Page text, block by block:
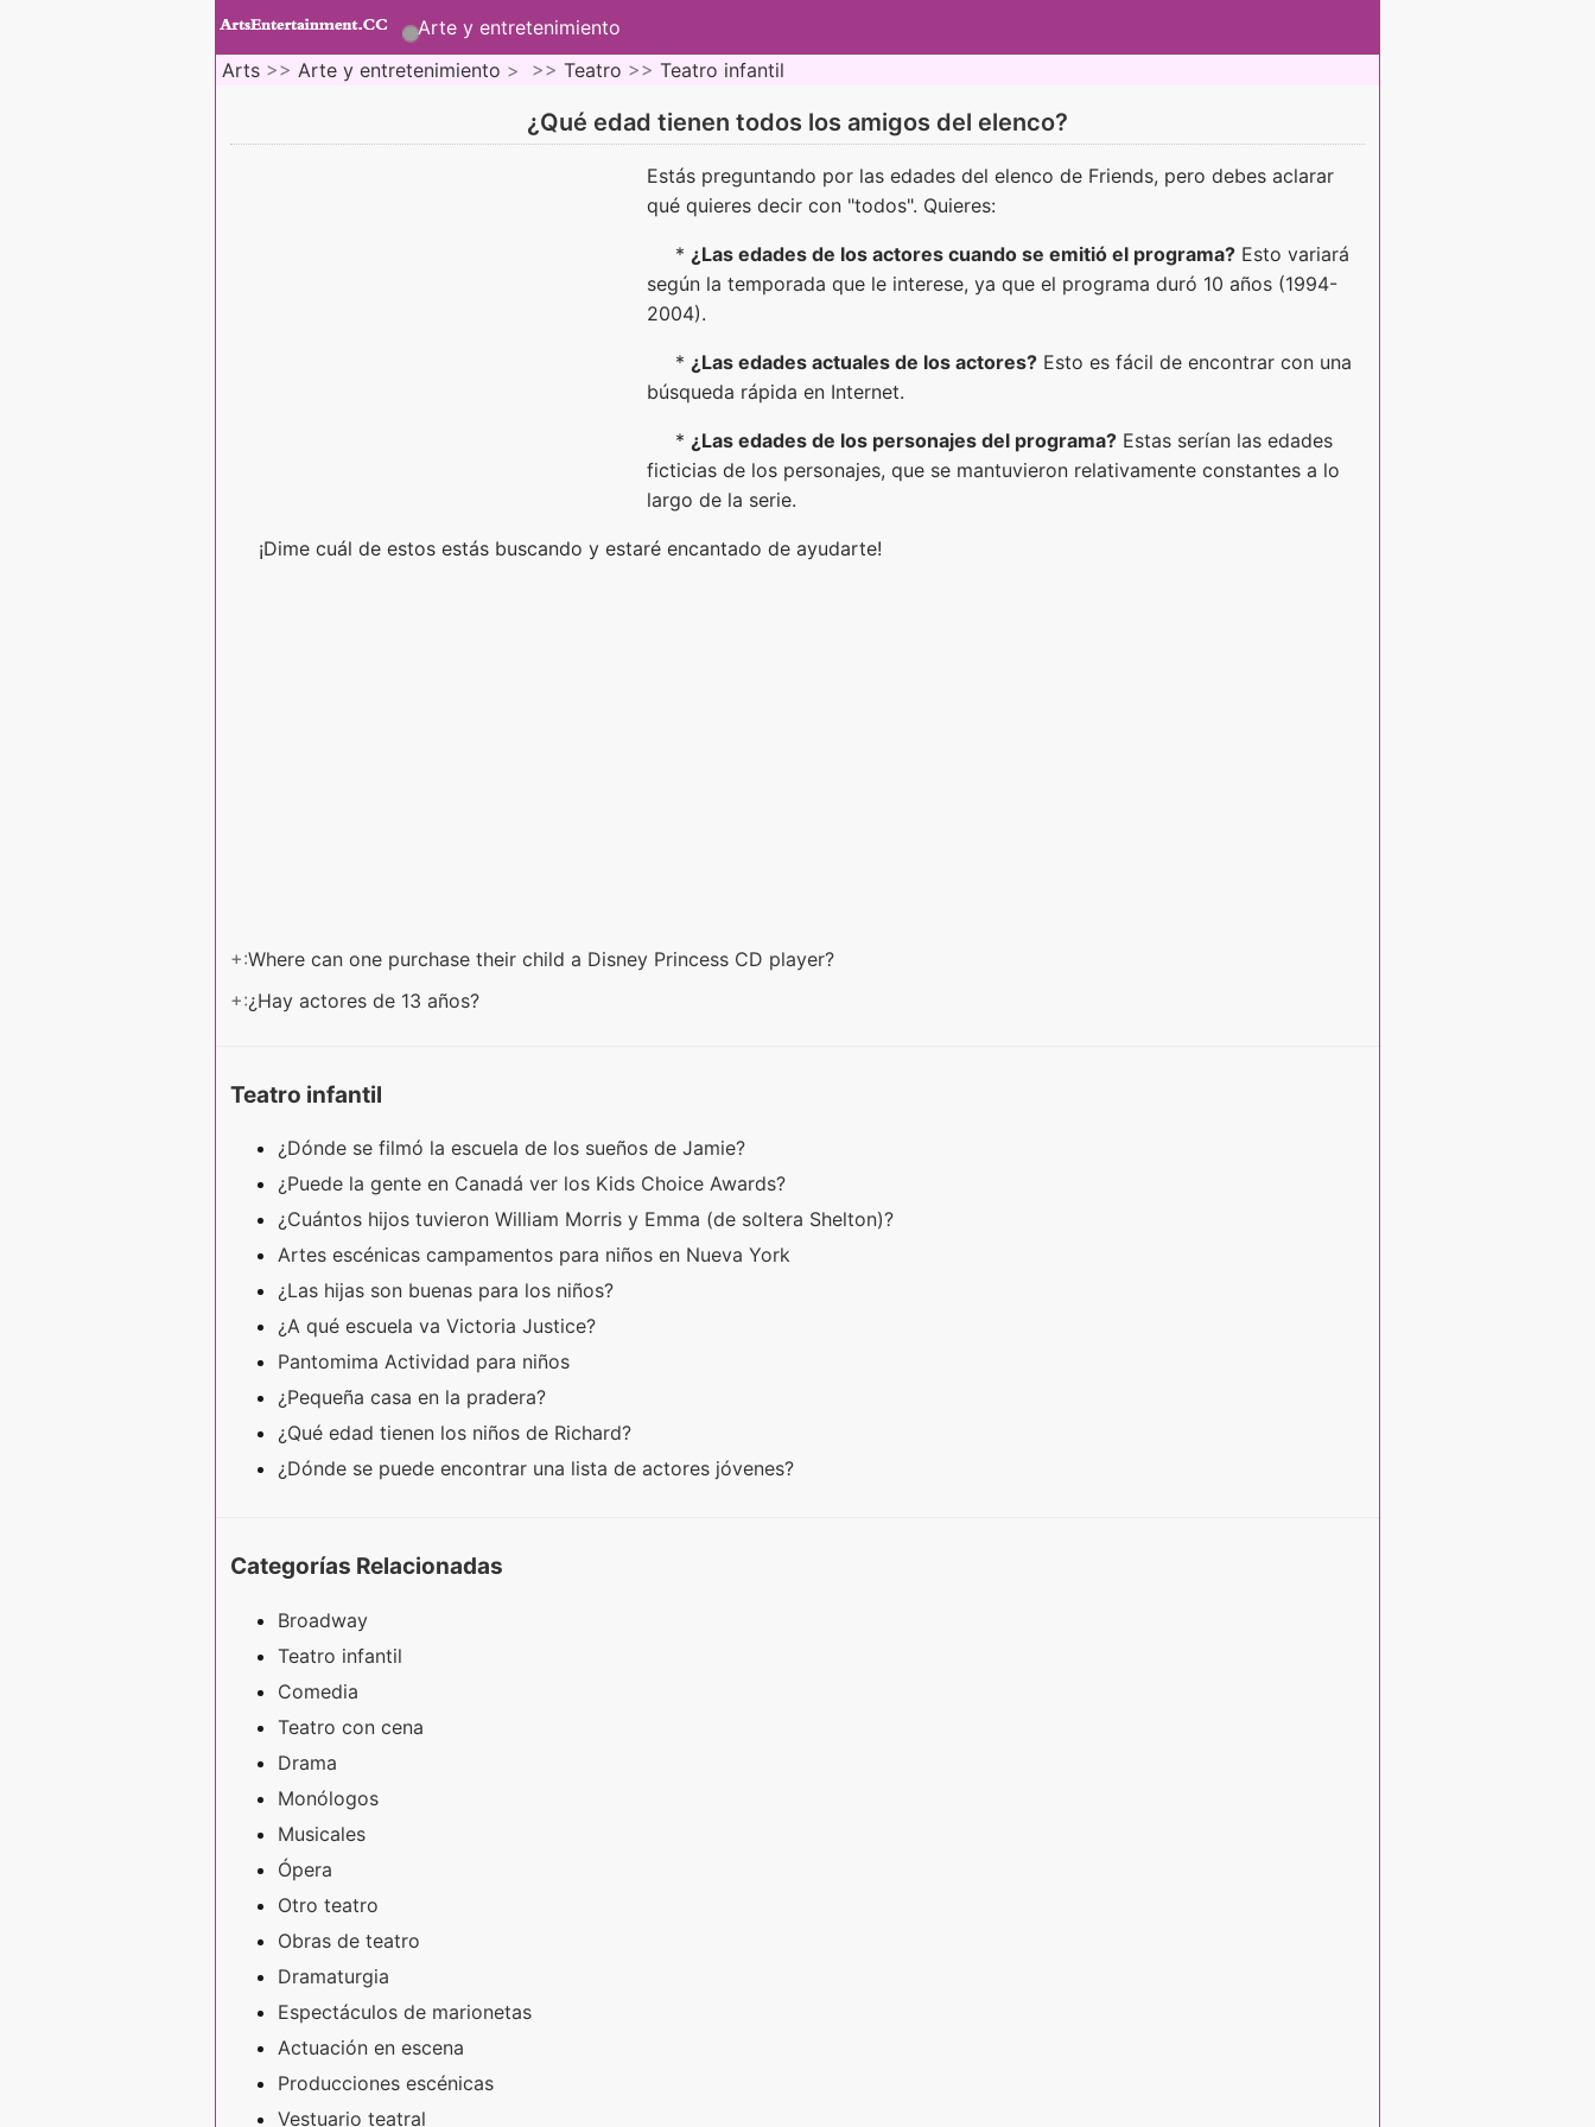
Arte y entretenimiento
Arts >> Arte y entretenimiento > >> Teatro >> Teatro infantil
¿Qué edad tienen todos los amigos del elenco?
Estás preguntando por las edades del elenco de Friends, pero debes aclarar
qué quieres decir con "todos". Quieres:
* ¿Las edades de los actores cuando se emitió el programa? Esto variará
según la temporada que le interese, ya que el programa duró 10 años (1994-
2004).
* ¿Las edades actuales de los actores? Esto es fácil de encontrar con una
búsqueda rápida en Internet.
* ¿Las edades de los personajes del programa? Estas serían las edades
ficticias de los personajes, que se mantuvieron relativamente constantes a lo
largo de la serie.
¡Dime cuál de estos estás buscando y estaré encantado de ayudarte!
+:Where can one purchase their child a Disney Princess CD player?
+:¿Hay actores de 13 años?
Teatro infantil
¿Dónde se filmó la escuela de los sueños de Jamie?
¿Puede la gente en Canadá ver los Kids Choice Awards?
¿Cuántos hijos tuvieron William Morris y Emma (de soltera Shelton)?
Artes escénicas campamentos para niños en Nueva York
¿Las hijas son buenas para los niños?
¿A qué escuela va Victoria Justice?
Pantomima Actividad para niños
¿Pequeña casa en la pradera?
¿Qué edad tienen los niños de Richard?
¿Dónde se puede encontrar una lista de actores jóvenes?
Categorías Relacionadas
Broadway
Teatro infantil
Comedia
Teatro con cena
Drama
Monólogos
Musicales
Ópera
Otro teatro
Obras de teatro
Dramaturgia
Espectáculos de marionetas
Actuación en escena
Producciones escénicas
Vestuario teatral